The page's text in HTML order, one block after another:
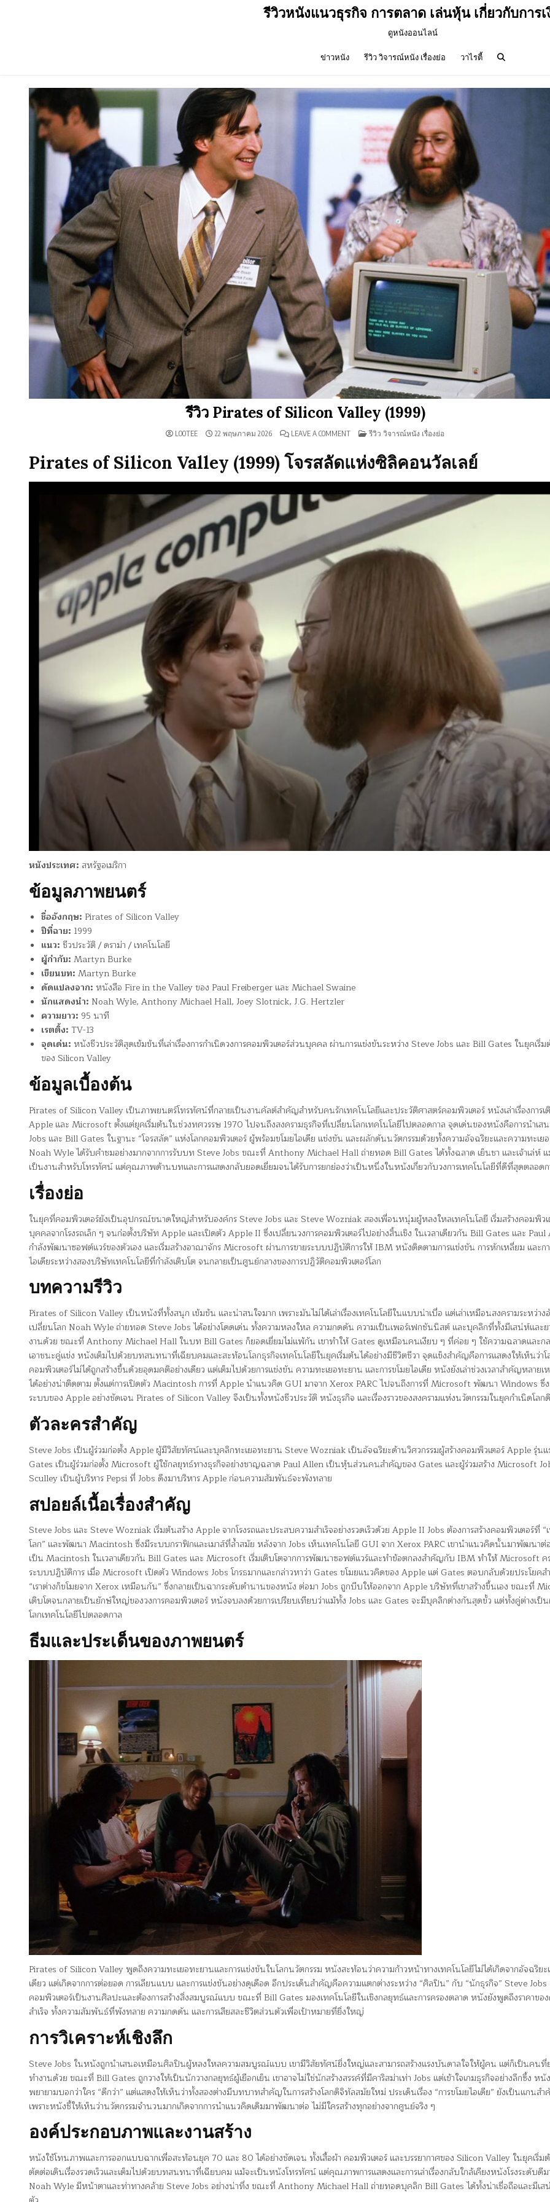
รีวิวหนังแนวธุรกิจ การตลาด เล่นหุ้น เกี่ยวกับการเ
ดูหนังออนไลน์
ข่าวหนัง รีวิว วิจารณ์หนัง เรื่องย่อ วาไรตี้
รีวิว Pirates of Silicon Valley (1999)
LOOTEE 22 พฤษภาคม 2026 LEAVE A COMMENTON
SILICON
VALLEY
POSTED
รีวิว วิจารณ์หนัง เรื่องย่อ
Pirates of Silicon Valley (1999) โจรสลัดแห่งซิลิคอนวัลเลย์
หนังประเทศ: สหรัฐอเมริกา
ข้อมูลภาพยนตร์
ชื่ออังกฤษ: Pirates of Silicon Valley
ปีที่ฉาย: 1999
แนว: ชีวประวัติ / ดราม่า / เทคโนโลยี
ผู้กำกับ: Martyn Burke
เขียนบท: Martyn Burke
ดัดแปลงจาก: หนังสือ Fire in the Valley ของ Paul Freiberger และ Michael Swaine
นักแสดงนำ: Noah Wyle, Anthony Michael Hall, Joey Slotnick, J.G. Hertzler
ความยาว: 95 นาที
เรตติ้ง: TV-13
จุดเด่น: หนังชีวประวัติสุดเข้มข้นที่เล่าเรื่องการกำเนิดวงการคอมพิวเตอร์ส่วนบุคคล ผ่านการแข่งขันระหว่าง Steve Jobs และ Bill Gates ในยุคเริ่
ของ Silicon Valley
ข้อมูลเบื้องต้น
Pirates of Silicon Valley เป็นภาพยนตร์โทรทัศน์ที่กลายเป็นงานคัลต์สำคัญสำหรับคนรักเทคโนโลยีและประวัติศาสตร์คอมพิวเตอร์ หนังเล่าเรื่องการเ
Apple และ Microsoft ตั้งแต่ยุคเริ่มต้นในช่วงทศวรรษ 1970 ไปจนถึงสงครามธุรกิจที่เปลี่ยนโลกเทคโนโลยีไปตลอดกาล จุดเด่นของหนังคือการนำเส
Jobs และ Bill Gates ในฐานะ “โจรสลัด” แห่งโลกคอมพิวเตอร์ ผู้พร้อมขโมยไอเดีย แข่งขัน และผลักดันนวัตกรรมด้วยทั้งความอัจฉริยะและความทะเย
Noah Wyle ได้รับคำชมอย่างมากจากการรับบท Steve Jobs ขณะที่ Anthony Michael Hall ถ่ายทอด Bill Gates ได้ทั้งฉลาด เย็นชา และเจ้าเล่ห์
เป็นงานสำหรับโทรทัศน์ แต่คุณภาพด้านบทและการแสดงกลับยอดเยี่ยมจนได้รับการยกย่องว่าเป็นหนึ่งในหนังเกี่ยวกับวงการเทคโนโลยีที่ดีที่สุดตลอด
เรื่องย่อ
ในยุคที่คอมพิวเตอร์ยังเป็นอุปกรณ์ขนาดใหญ่สำหรับองค์กร Steve Jobs และ Steve Wozniak สองเพื่อนหนุ่มผู้หลงใหลเทคโนโลยี เริ่มสร้างคอมพิว
บุคคลจากโรงรถเล็ก ๆ จนก่อตั้งบริษัท Apple และเปิดตัว Apple II ซึ่งเปลี่ยนวงการคอมพิวเตอร์ไปอย่างสิ้นเชิง ในเวลาเดียวกัน Bill Gates และ
กำลังพัฒนาซอฟต์แวร์ของตัวเอง และเริ่มสร้างอาณาจักร Microsoft ผ่านการขายระบบปฏิบัติการให้ IBM หนังติดตามการแข่งขัน การหักเหลี่ยม และก
ไอเดียระหว่างสองบริษัทเทคโนโลยีที่กำลังเติบโต จนกลายเป็นศูนย์กลางของการปฏิวัติคอมพิวเตอร์โลก
บทความรีวิว
Pirates of Silicon Valley เป็นหนังที่ทั้งสนุก เข้มข้น และน่าสนใจมาก เพราะมันไม่ได้เล่าเรื่องเทคโนโลยีในแบบน่าเบื่อ แต่เล่าเหมือนสงครามระหว่าง
เปลี่ยนโลก Noah Wyle ถ่ายทอด Steve Jobs ได้อย่างโดดเด่น ทั้งความหลงใหล ความกดดัน ความเป็นเพอร์เฟกชันนิสต์ และบุคลิกที่ทั้งมีเสน่ห์และย
งานด้วย ขณะที่ Anthony Michael Hall ในบท Bill Gates ก็ยอดเยี่ยมไม่แพ้กัน เขาทำให้ Gates ดูเหมือนคนเงียบ ๆ ที่ค่อย ๆ ใช้ความฉลาดและก
เอาชนะคู่แข่ง หนังเต็มไปด้วยบทสนทนาที่เฉียบคมและสะท้อนโลกธุรกิจเทคโนโลยีในยุคเริ่มต้นได้อย่างมีชีวิตชีวา จุดแข็งสำคัญคือการแสดงให้เห็นว่าโ
คอมพิวเตอร์ไม่ได้ถูกสร้างขึ้นด้วยอุดมคติอย่างเดียว แต่เต็มไปด้วยการแข่งขัน ความทะเยอทะยาน และการขโมยไอเดีย หนังยังเล่าช่วงเวลาสำคัญหลาย
ได้อย่างน่าติดตาม ตั้งแต่การเปิดตัว Macintosh การที่ Apple นำแนวคิด GUI มาจาก Xerox PARC ไปจนถึงการที่ Microsoft พัฒนา Windows ซึ่
ระบบของ Apple อย่างชัดเจน Pirates of Silicon Valley จึงเป็นทั้งหนังชีวประวัติ หนังธุรกิจ และเรื่องราวของสงครามแห่งนวัตกรรมในยุคกำเนิดโลก
ตัวละครสำคัญ
Steve Jobs เป็นผู้ร่วมก่อตั้ง Apple ผู้มีวิสัยทัศน์และบุคลิกทะเยอทะยาน Steve Wozniak เป็นอัจฉริยะด้านวิศวกรรมผู้สร้างคอมพิวเตอร์ Apple รุ่น
Gates เป็นผู้ร่วมก่อตั้ง Microsoft ผู้ใช้กลยุทธ์ทางธุรกิจอย่างชาญฉลาด Paul Allen เป็นหุ้นส่วนคนสำคัญของ Gates และผู้ร่วมสร้าง Microsoft
Sculley เป็นผู้บริหาร Pepsi ที่ Jobs ดึงมาบริหาร Apple ก่อนความสัมพันธ์จะพังทลาย
สปอยล์เนื้อเรื่องสำคัญ
Steve Jobs และ Steve Wozniak เริ่มต้นสร้าง Apple จากโรงรถและประสบความสำเร็จอย่างรวดเร็วด้วย Apple II Jobs ต้องการสร้างคอมพิวเตอร์ที่
โลก” และพัฒนา Macintosh ซึ่งมีระบบกราฟิกและเมาส์ที่ล้ำสมัย หลังจาก Jobs เห็นเทคโนโลยี GUI จาก Xerox PARC เขานำแนวคิดนั้นมาพัฒนาต่
เป็น Macintosh ในเวลาเดียวกัน Bill Gates และ Microsoft เริ่มเติบโตจากการพัฒนาซอฟต์แวร์และทำข้อตกลงสำคัญกับ IBM ทำให้ Microsoft ค
ระบบปฏิบัติการ เมื่อ Microsoft เปิดตัว Windows Jobs โกรธมากและกล่าวหาว่า Gates ขโมยแนวคิดของ Apple แต่ Gates ตอบกลับด้วยประโยค
“เราต่างก็ขโมยจาก Xerox เหมือนกัน” ซึ่งกลายเป็นฉากระดับตำนานของหนัง ต่อมา Jobs ถูกบีบให้ออกจาก Apple บริษัทที่เขาสร้างขึ้นเอง ขณะที่
เติบโตจนกลายเป็นยักษ์ใหญ่ของวงการคอมพิวเตอร์ หนังจบลงด้วยการเปรียบเทียบว่าแม้ทั้ง Jobs และ Gates จะมีบุคลิกต่างกันสุดขั้ว แต่ทั้งคู่ต่างเป็
โลกเทคโนโลยีไปตลอดกาล
ธีมและประเด็นของภาพยนตร์
Pirates of Silicon Valley พูดถึงความทะเยอทะยานและการแข่งขันในโลกนวัตกรรม หนังสะท้อนว่าความก้าวหน้าทางเทคโนโลยีไม่ได้เกิดจากอัจฉริย
เดียว แต่เกิดจากการต่อยอด การเลียนแบบ และการแข่งขันอย่างดุเดือด อีกประเด็นสำคัญคือความแตกต่างระหว่าง “ศิลปิน” กับ “นักธุรกิจ” Steve
คอมพิวเตอร์เป็นงานศิลปะและต้องการสร้างสิ่งสมบูรณ์แบบ ขณะที่ Bill Gates มองเทคโนโลยีในเชิงกลยุทธ์และการครองตลาด หนังยังพูดถึงราคาขอ
สำเร็จ ทั้งความสัมพันธ์ที่พังทลาย ความกดดัน และการเสียสละชีวิตส่วนตัวเพื่อเป้าหมายที่ยิ่งใหญ่
การวิเคราะห์เชิงลึก
Steve Jobs ในหนังถูกนำเสนอเหมือนศิลปินผู้หลงใหลความสมบูรณ์แบบ เขามีวิสัยทัศน์ยิ่งใหญ่และสามารถสร้างแรงบันดาลใจให้ผู้คน แต่ก็เป็นคนที่
ทำงานด้วย ขณะที่ Bill Gates ถูกวางให้เป็นนักวางกลยุทธ์ผู้เยือกเย็น เขาอาจไม่ใช่นักสร้างสรรค์ที่มีคาริสม่าเท่า Jobs แต่เข้าใจเกมธุรกิจอย่างลึกซึ้ง หนั
พยายามบอกว่าใคร “ดีกว่า” แต่แสดงให้เห็นว่าทั้งสองต่างมีบทบาทสำคัญในการสร้างโลกดิจิทัลสมัยใหม่ ประเด็นเรื่อง “การขโมยไอเดีย” ยังเป็นแกนส
เพราะหนังชี้ให้เห็นว่านวัตกรรมจำนวนมากเกิดจากการนำแนวคิดเดิมมาพัฒนาต่อ ไม่มีใครสร้างทุกอย่างจากศูนย์จริง ๆ
องค์ประกอบภาพและงานสร้าง
หนังใช้โทนภาพและการออกแบบฉากเพื่อสะท้อนยุค 70 และ 80 ได้อย่างชัดเจน ทั้งเสื้อผ้า คอมพิวเตอร์ และบรรยากาศของ Silicon Valley ในยุคเริ่ม
ตัดต่อเดินเรื่องรวดเร็วและเต็มไปด้วยบทสนทนาที่เฉียบคม แม้จะเป็นหนังโทรทัศน์ แต่คุณภาพการแสดงและการเล่าเรื่องกลับใกล้เคียงหนังโรงระดับดี
Noah Wyle มีหน้าตาและท่าทางคล้าย Steve Jobs อย่างน่าทึ่ง ขณะที่ Anthony Michael Hall ถ่ายทอดบุคลิก Bill Gates ได้ทั้งน่าเชื่อถือและมีเส